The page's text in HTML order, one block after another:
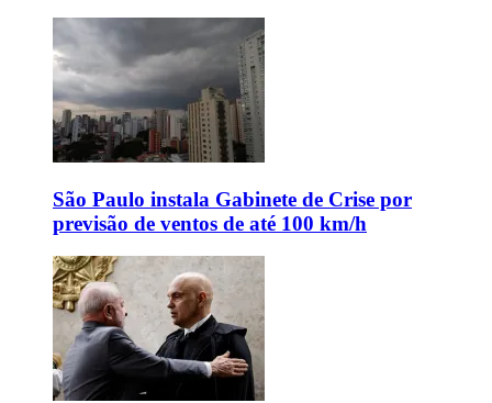
São Paulo instala Gabinete de Crise por
previsão de ventos de até 100 km/h